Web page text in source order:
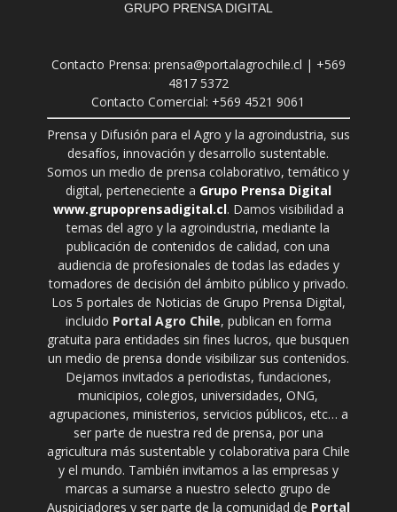
GRUPO PRENSA DIGITAL
Contacto Prensa: prensa@portalagrochile.cl | +569
4817 5372
Contacto Comercial: +569 4521 9061
Prensa y Difusión para el Agro y la agroindustria, sus
desafíos, innovación y desarrollo sustentable.
Somos un medio de prensa colaborativo, temático y
digital, perteneciente a Grupo Prensa Digital
www.grupoprensadigital.cl. Damos visibilidad a
temas del agro y la agroindustria, mediante la
publicación de contenidos de calidad, con una
audiencia de profesionales de todas las edades y
tomadores de decisión del ámbito público y privado.
Los 5 portales de Noticias de Grupo Prensa Digital,
incluido Portal Agro Chile, publican en forma
gratuita para entidades sin fines lucros, que busquen
un medio de prensa donde visibilizar sus contenidos.
Dejamos invitados a periodistas, fundaciones,
municipios, colegios, universidades, ONG,
agrupaciones, ministerios, servicios públicos, etc… a
ser parte de nuestra red de prensa, por una
agricultura más sustentable y colaborativa para Chile
y el mundo. También invitamos a las empresas y
marcas a sumarse a nuestro selecto grupo de
Auspiciadores y ser parte de la comunidad de Portal